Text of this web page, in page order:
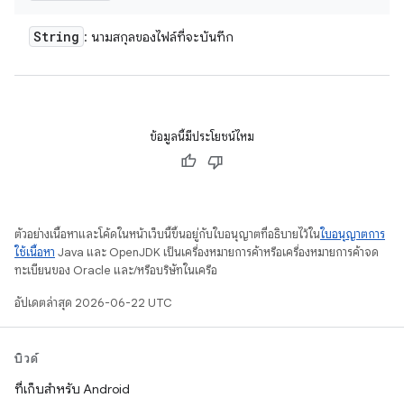
String : นามสกุลของไฟล์ที่จะบันทึก
ข้อมูลนี้มีประโยชน์ไหม
ตัวอย่างเนื้อหาและโค้ดในหน้าเว็บนี้ขึ้นอยู่กับใบอนุญาตที่อธิบายไว้ในใบอนุญาตการ
ใช้เนื้อหา Java และ OpenJDK เป็นเครื่องหมายการค้าหรือเครื่องหมายการค้าจด
ทะเบียนของ Oracle และ/หรือบริษัทในเครือ
อัปเดตล่าสุด 2026-06-22 UTC
บิวด์
ที่เก็บสำหรับ Android